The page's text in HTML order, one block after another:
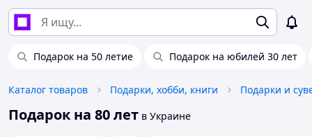
Подарок на 50 летие Подарок на юбилей 30 лет
Каталог товаров Подарки, хобби, книги Подарки и
Подарок на 80 лет в Украине